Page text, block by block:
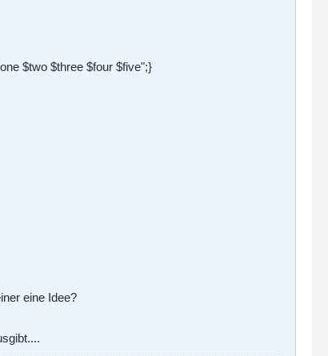
$two $three $four $five";}
eine Idee?